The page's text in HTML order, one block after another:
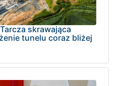
Tarcza skrawająca
tunelu coraz bliżej